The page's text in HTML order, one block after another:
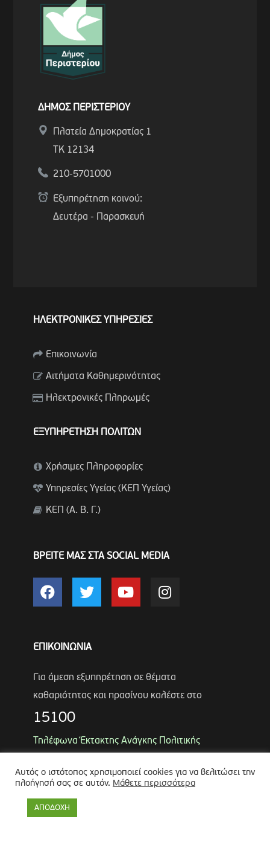
ΔΗΜΟΣ ΠΕΡΙΣΤΕΡΙΟΥ
Πλατεία Δημοκρατίας 1
ΤΚ 12134
210-5701000
Εξυπηρέτηση κοινού:
Δευτέρα - Παρασκευή
ΗΛΕΚΤΡΟΝΙΚΕΣ ΥΠΗΡΕΣΙΕΣ
Επικοινωνία
Αιτήματα Καθημερινότητας
Ηλεκτρονικές Πληρωμές
ΕΞΥΠΗΡΕΤΗΣΗ ΠΟΛΙΤΩΝ
Χρήσιμες Πληροφορίες
Υπηρεσίες Υγείας (ΚΕΠ Υγείας)
ΚΕΠ (Α. Β. Γ.)
ΒΡΕΙΤΕ ΜΑΣ ΣΤΑ SOCIAL MEDIA
ΕΠΙΚΟΙΝΩΝΙΑ
Για άμεση εξυπηρέτηση σε θέματα
καθαριότητας και πρασίνου καλέστε στο
15100
Τηλέφωνα Έκτακτης Ανάγκης Πολιτικής
ΑντιδήμαρχοςΛύκος Παναγιώτης
Αυτός ο ιστότοπος χρησιμοποιεί cookies για να βελιτώσει την
πλοήγησή σας σε αυτόν. Μάθετε περισσότερα
ΑΠΟΔΟΧΗ